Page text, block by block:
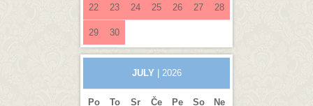
22 23 24 25 26 27 28
29 30
JULY| 2026
Po To Sr Če Pe So Ne